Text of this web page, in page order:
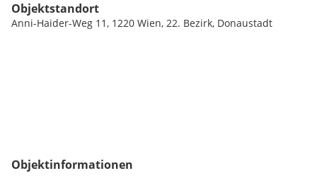
Objektstandort
Anni-Haider-Weg 11, 1220 Wien, 22. Bezirk, Donaustadt
Objektinformationen